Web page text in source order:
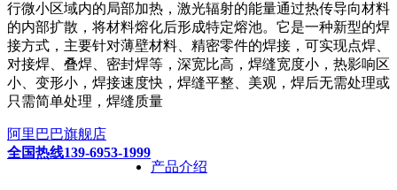
行微小区域内的局部加热，激光辐射的能量通过热传导向材料
的内部扩散，将材料熔化后形成特定熔池。它是一种新型的焊
接方式，主要针对薄壁材料、精密零件的焊接，可实现点焊、
对接焊、叠焊、密封焊等，深宽比高，焊缝宽度小，热影响区
小、变形小，焊接速度快，焊缝平整、美观，焊后无需处理或
只需简单处理，焊缝质量
阿里巴巴旗舰店
全国热线139-6953-1999
产品介绍